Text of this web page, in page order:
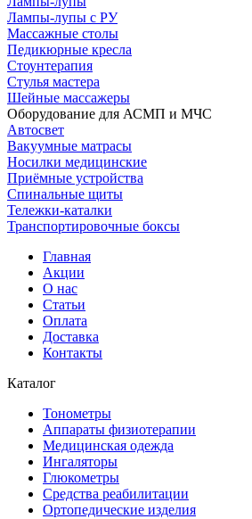
Лампы-лупы с РУ
Массажные столы
Педикюрные кресла
Стоунтерапия
Стулья мастера
Шейные массажеры
Оборудование для АСМП и МЧС
Автосвет
Вакуумные матрасы
Носилки медицинские
Приёмные устройства
Спинальные щиты
Тележки-каталки
Транспортировочные боксы
Главная
Акции
О нас
Статьи
Оплата
Доставка
Контакты
Каталог
Тонометры
Аппараты физиотерапии
Медицинская одежда
Ингаляторы
Глюкометры
Средства реабилитации
Ортопедические изделия